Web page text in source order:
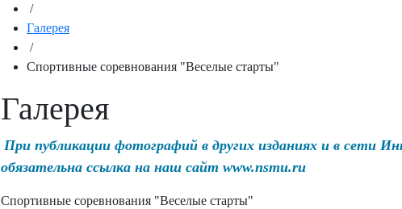
/
Галерея
/
Спортивные соревнования "Веселые старты"
Галерея
При публикации фотографий в других изданиях и в сети
обязательна ссылка на наш сайт www.nsmu.ru
Спортивные соревнования "Веселые старты"